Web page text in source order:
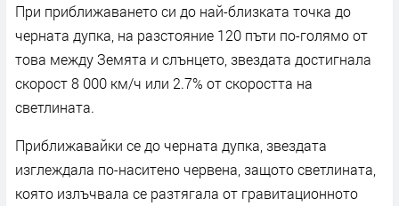
При приближаването си до най-близката точка до
черната дупка, на разстояние 120 пъти по-голямо от
това между Земята и слънцето, звездата достигнала
скорост 8 000 км/ч или 2.7% от скоростта на
светлината.
Приближавайки се до черната дупка, звездата
изглеждала по-наситено червена, защото светлината,
която излъчвала се разтягала от гравитационното